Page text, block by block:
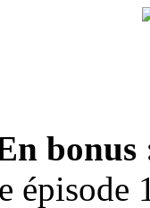
bonus
épisode